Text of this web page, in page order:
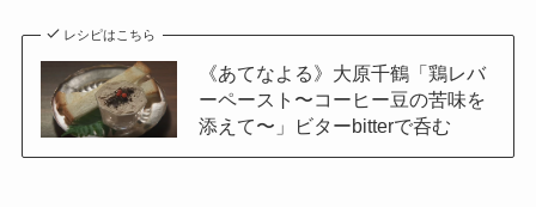
レシピはこちら
《あてなよる》大原千鶴「鶏レバ
ーペースト〜コーヒー豆の苦味を
添えて〜」ビターbitterで呑む